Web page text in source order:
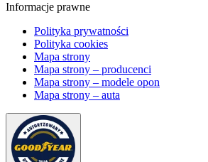
Informacje prawne
Polityka prywatności
Polityka cookies
Mapa strony
Mapa strony – producenci
Mapa strony – modele opon
Mapa strony – auta